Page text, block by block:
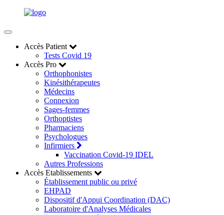
Accès Patient
Tests Covid 19
Accès Pro
Orthophonistes
Kinésithérapeutes
Médecins
Connexion
Sages-femmes
Orthoptistes
Pharmaciens
Psychologues
Infirmiers
Vaccination Covid-19 IDEL
Autres Professions
Accès Etablissements
Établissement public ou privé
EHPAD
Dispositif d'Appui Coordination (DAC)
Laboratoire d'Analyses Médicales